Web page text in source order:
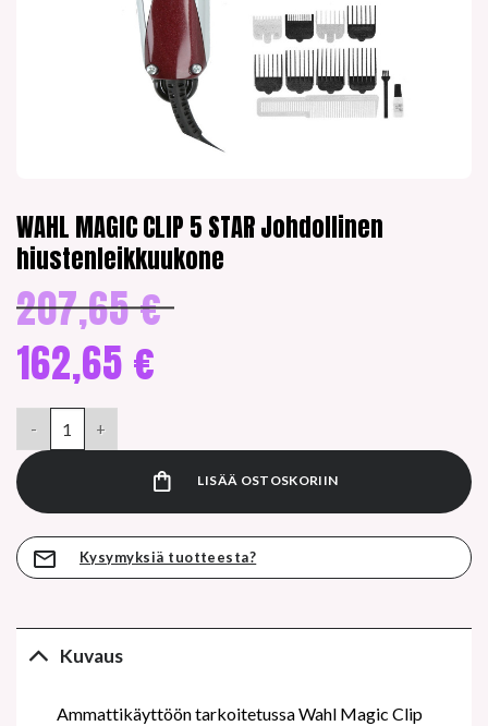
WAHL MAGIC CLIP 5 STAR Johdollinen
hiustenleikkuukone
207,65€ hinta
162,65 €
hinta
on:
162,65 €.
LISÄÄ OSTOSKORIIN
Kysymyksiä tuotteesta?
Kuvaus
Ammattikäyttöön tarkoitetussa Wahl Magic Clip